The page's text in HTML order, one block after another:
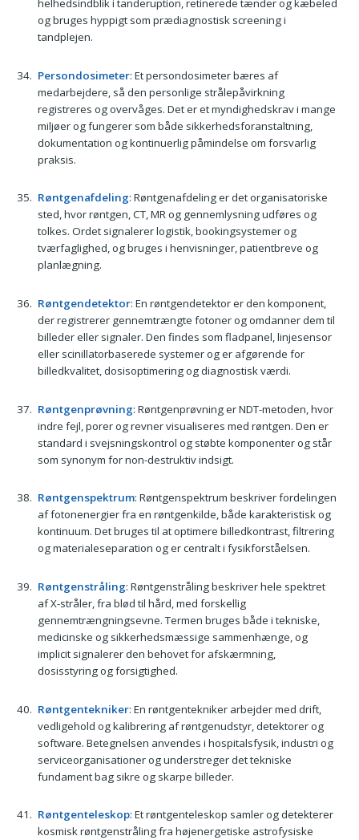
helhedsindblik i tanderuption, retinerede tænder og kæbeled
og bruges hyppigt som prædiagnostisk screening i
tandplejen.
Persondosimeter: Et persondosimeter bæres af
medarbejdere, så den personlige strålepåvirkning
registreres og overvåges. Det er et myndighedskrav i mange
miljøer og fungerer som både sikkerhedsforanstaltning,
dokumentation og kontinuerlig påmindelse om forsvarlig
praksis.
Røntgenafdeling: Røntgenafdeling er det organisatoriske
sted, hvor røntgen, CT, MR og gennemlysning udføres og
tolkes. Ordet signalerer logistik, bookingsystemer og
tværfaglighed, og bruges i henvisninger, patientbreve og
planlægning.
Røntgendetektor: En røntgendetektor er den komponent,
der registrerer gennemtrængte fotoner og omdanner dem til
billeder eller signaler. Den findes som fladpanel, linjesensor
eller scinillatorbaserede systemer og er afgørende for
billedkvalitet, dosisoptimering og diagnostisk værdi.
Røntgenprøvning: Røntgenprøvning er NDT-metoden, hvor
indre fejl, porer og revner visualiseres med røntgen. Den er
standard i svejsningskontrol og støbte komponenter og står
som synonym for non-destruktiv indsigt.
Røntgenspektrum: Røntgenspektrum beskriver fordelingen
af fotonenergier fra en røntgenkilde, både karakteristisk og
kontinuum. Det bruges til at optimere billedkontrast, filtrering
og materialeseparation og er centralt i fysikforståelsen.
Røntgenstråling: Røntgenstråling beskriver hele spektret
af X-stråler, fra blød til hård, med forskellig
gennemtrængningsevne. Termen bruges både i tekniske,
medicinske og sikkerhedsmæssige sammenhænge, og
implicit signalerer den behovet for afskærmning,
dosisstyring og forsigtighed.
Røntgentekniker: En røntgentekniker arbejder med drift,
vedligehold og kalibrering af røntgenudstyr, detektorer og
software. Betegnelsen anvendes i hospitalsfysik, industri og
serviceorganisationer og understreger det tekniske
fundament bag sikre og skarpe billeder.
Røntgenteleskop: Et røntgenteleskop samler og detekterer
kosmisk røntgenstråling fra højenergetiske astrofysiske